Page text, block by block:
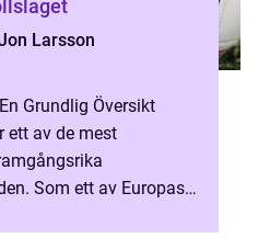
Larsson
Grundlig Översikt
ett av de mest
Som ett av Europas